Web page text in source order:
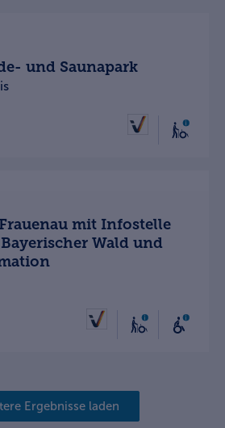
und Saunapark
mit Infostelle
Wald und
Ergebnisse laden